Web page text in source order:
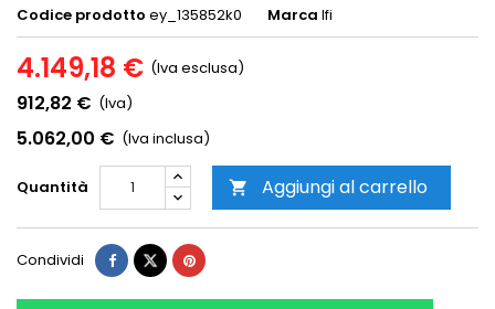
Codice prodotto ey_135852k0 Marca Ifi
4.149,18 € (Iva esclusa)
912,82 € (Iva)
5.062,00 € (Iva inclusa)
Quantità  Aggiungi al carrello
Condividi